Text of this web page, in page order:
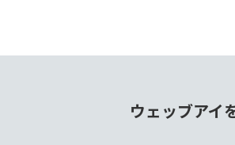
ウェッブアイ